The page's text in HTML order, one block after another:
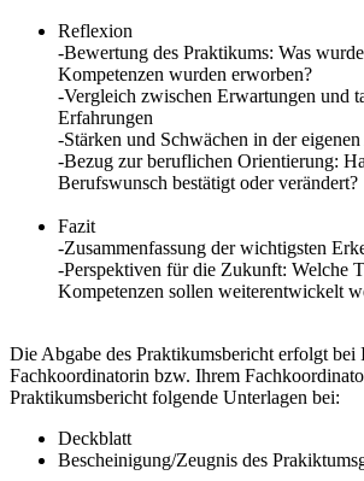
Reflexion
-Bewertung des Praktikums: Was
Kompetenzen wurden erworben?
-Vergleich zwischen Erwartungen und
Erfahrungen
-Stärken und Schwächen in der
-Bezug zur beruflichen Orientierung:
Berufswunsch bestätigt oder verändert?
Fazit
-Zusammenfassung der wichtigsten
-Perspektiven für die Zukunft: Welche
Kompetenzen sollen weiterentwickelt
Die Abgabe des Praktikumsbericht erfolgt bei
Fachkoordinatorin bzw. Ihrem
Praktikumsbericht folgende Unterlagen bei:
Deckblatt
Bescheinigung/Zeugnis des